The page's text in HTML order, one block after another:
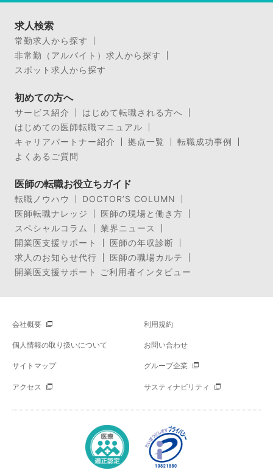
求人検索
常勤求人から探す
非常勤（アルバイト）求人から探す
スポット求人から探す
初めての方へ
サービス紹介
はじめて転職される方へ
はじめての医師転職マニュアル
キャリアパートナー紹介
拠点一覧
転職成功事例
よくあるご質問
医師の転職お役立ちガイド
転職ノウハウ
DOCTOR’S COLUMN
医師転職ナレッジ
医師の現場と働き方
スペシャルコラム
業界ニュース
開業医支援サポート
医師の年収診断
求人のお知らせ代行
医師の職場カルテ
開業医支援サポート ご利用者インタビュー
会社概要 利用規約
個人情報の取り扱いについて お問い合わせ
サイトマップ グループ企業
アクセス サスティナビリティ